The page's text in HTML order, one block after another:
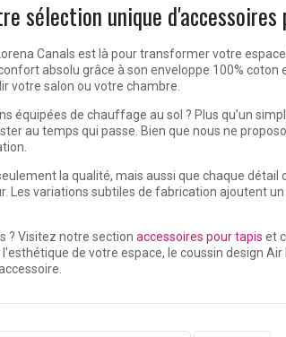
sélection unique
Canals est là pour transformer votre
absolu grâce à son enveloppe 100%
votre salon ou votre chambre.
équipées de chauffage au sol ? Plus qu’un
au temps qui passe. Bien que nous ne
la qualité, mais aussi que chaque détail
Les variations subtiles de fabrication ajoutent
? Visitez notre section accessoires pour tapis et
de votre espace, le coussin design